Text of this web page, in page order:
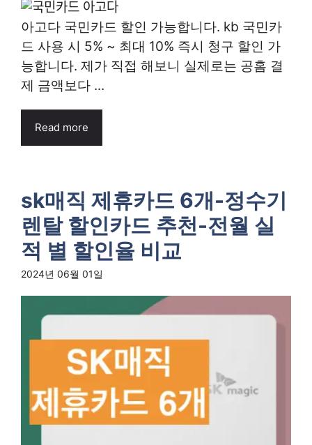
아고다 국민카드 할인 가능합니다. kb 국민카
드 사용 시 5% ~ 최대 10% 즉시 청구 할인 가
능합니다. 제가 직접 해보니 실제로는 공홈 결
제 금액보다 ...
Read more
sk매직 제휴카드 6개-정수기
렌탈 할인카드 추천-전월 실
적 별 할인율 비교
2024년 06월 01일